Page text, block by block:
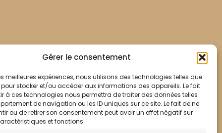
Gérer le consentement
meilleures expériences, nous utilisons des technologies telles que
stocker et/ou accéder aux informations des appareils. Le fait
à ces technologies nous permettra de traiter des données telles
de navigation ou les ID uniques sur ce site. Le fait de ne
ou de retirer son consentement peut avoir un effet négatif sur
et fonctions.
Mentions légales